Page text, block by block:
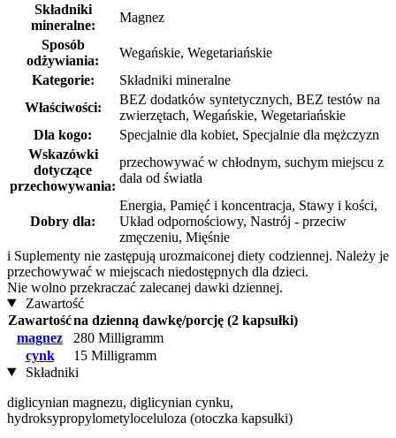
Składniki
mineralne:
Magnez
Sposób
odżywiania:
Wegańskie, Wegetariańskie
Kategorie:
Składniki mineralne
Właściwości:
BEZ dodatków syntetycznych, BEZ testów na
zwierzętach, Wegańskie, Wegetariańskie
Dla kogo:
Specjalnie dla kobiet, Specjalnie dla mężczyzn
Wskazówki
dotyczące
przechowywania:
przechowywać w chłodnym, suchym miejscu z
dala od światła
Dobry dla:
Energia, Pamięć i koncentracja, Stawy i kości,
Układ odpornościowy, Nastrój - przeciw
zmęczeniu, Mięśnie
i Suplementy nie zastępują urozmaiconej diety codziennej. Należy je
przechowywać w miejscach niedostępnych dla dzieci.
Nie wolno przekraczać zalecanej dawki dziennej.
Zawartość
Zawartośćna dzienną dawkę/porcję (2 kapsułki)
magnez
280 Milligramm
cynk
15 Milligramm
Składniki
diglicynian magnezu, diglicynian cynku,
hydroksypropylometyloceluloza (otoczka kapsułki)